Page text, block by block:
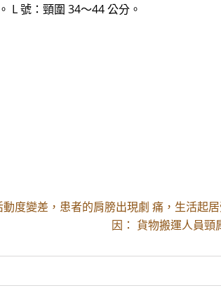
L 號：頸圍 34～44 公分。
度變差，患者的肩膀出現劇 痛，生活起
因： 貨物搬運人員